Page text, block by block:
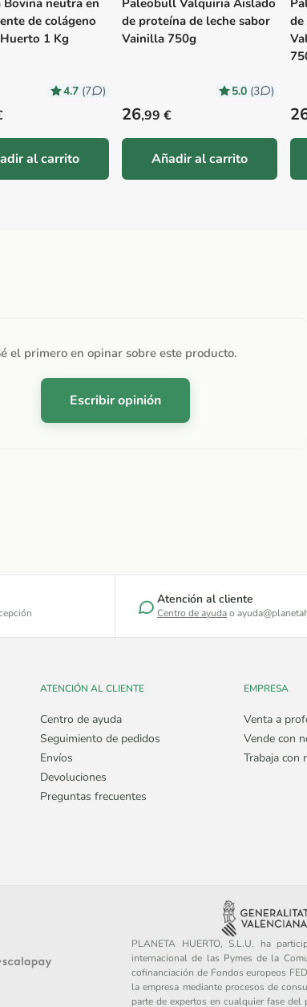
Bovina neutra en
de colágeno
1 Kg
4.7 (7 )
al carrito
Paleobull Valquiria Aislado
de proteína de leche sabor
Vainilla 750g
5.0 (3 )
Precio habitual
26,99 €
Añadir al carrito
el primero en opinar sobre este producto.
Escribir opinión
Atención al cliente
Centro de ayudao
ATENCIÓN AL CLIENTE
Centro de ayuda
Seguimiento de pedidos
Envíos
Devoluciones
Preguntas frecuentes
EMPRESA
Venta a
Vende con
Trabaja con
PLANETA HUERTO, S.L.U. ha
internacional de las Pymes de la
cofinanciación de Fondos europeos
la empresa mediante procesos de
parte de expertos en cualquier fase